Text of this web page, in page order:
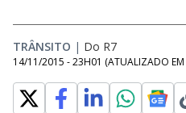
TRÂNSITO | Do R7
14/11/2015 - 23H01 (ATUALIZADO EM